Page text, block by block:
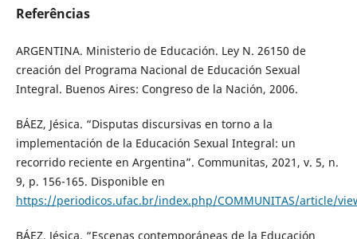
Referências
ARGENTINA. Ministerio de Educación. Ley N. 26150 de
creación del Programa Nacional de Educación Sexual
Integral. Buenos Aires: Congreso de la Nación, 2006.
BÁEZ, Jésica. “Disputas discursivas en torno a la
implementación de la Educación Sexual Integral: un
recorrido reciente en Argentina”. Communitas, 2021, v. 5, n.
9, p. 156-165. Disponible en
https://periodicos.ufac.br/index.php/COMMUNITAS/article/
BÁEZ, Jésica. “Escenas contemporáneas de la Educación